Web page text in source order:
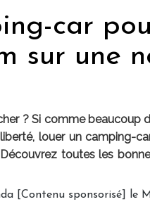
car
sur une
? Si comme beaucoup
louer un camping-
toutes les
[Contenu sponsorisé] le